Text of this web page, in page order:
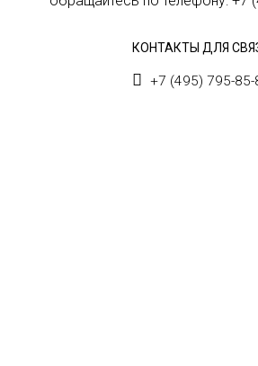
КОНТАКТЫ ДЛЯ
+7 (495) 795-85-